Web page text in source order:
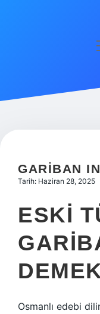
Hakkımızda
GARIBAN
Tarih: Haziran 28, 2025
ESKI
Osmanlı edebi